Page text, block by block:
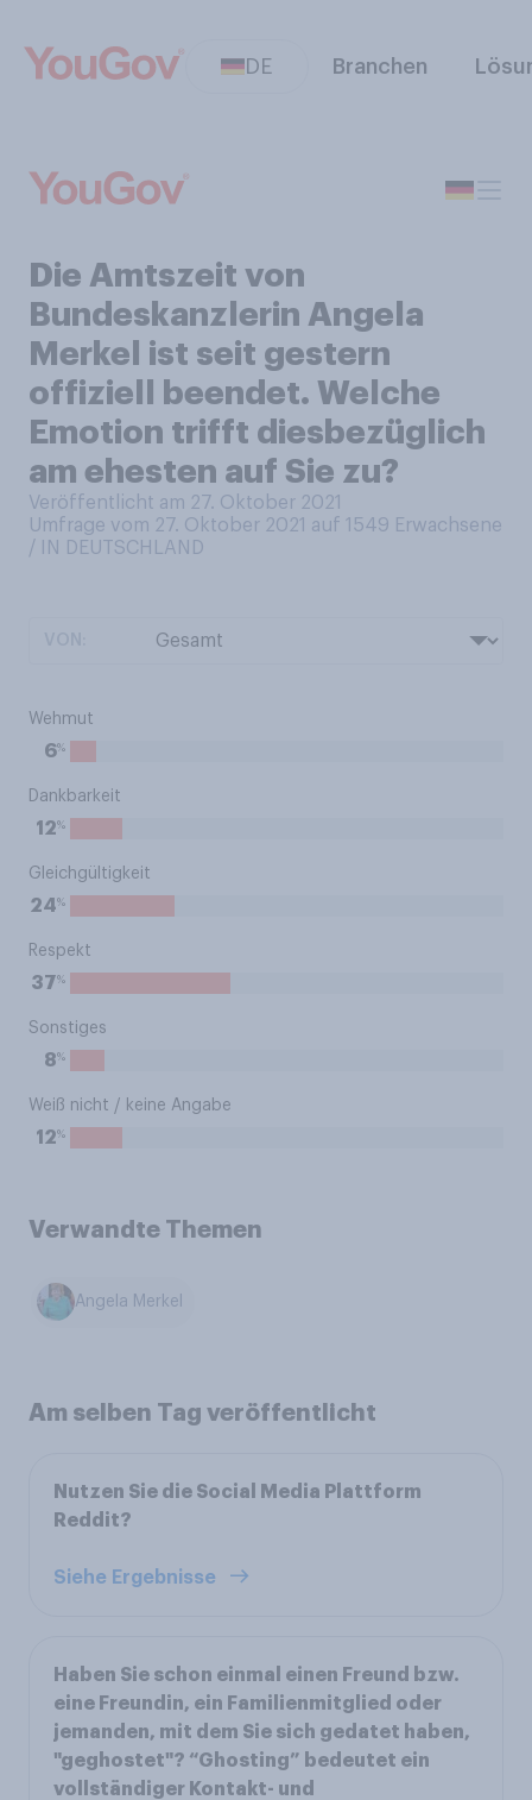
DE Branchen
Die Amtszeit von
Bundeskanzlerin Angela
Merkel ist seit gestern
offiziell beendet. Welche
Emotion trifft diesbezüglich
am ehesten auf Sie zu?
Veröffentlicht am 27. Oktober 2021
Umfrage vom 27. Oktober 2021 auf 1549 Erwachsene
/ IN DEUTSCHLAND
Wehmut
6%
Dankbarkeit
12%
Gleichgültigkeit
24%
Respekt
37%
Sonstiges
8%
Weiß nicht / keine Angabe
12%
Verwandte Themen
Angela Merkel
Am selben Tag veröffentlicht
Nutzen Sie die Social Media Plattform
Reddit?
Siehe Ergebnisse
Haben Sie schon einmal einen Freund bzw.
eine Freundin, ein Familienmitglied oder
jemanden, mit dem Sie sich gedatet haben,
"geghostet"? “Ghosting” bedeutet ein
vollständiger Kontakt- und